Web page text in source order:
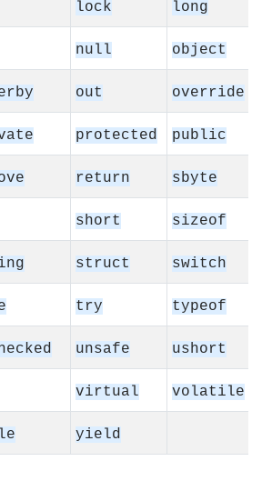
lock long
null object
out override
protected public
return sbyte
short sizeof
struct switch
try typeof
unsafe ushort
virtual volatile
yield